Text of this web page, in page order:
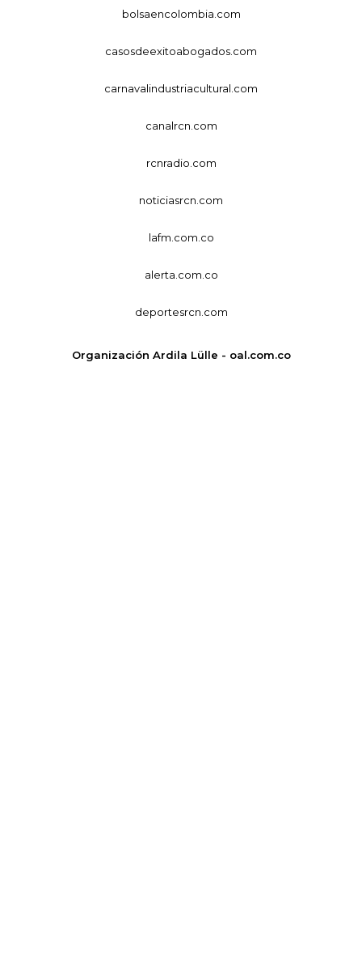
bolsaencolombia.com
casosdeexitoabogados.com
carnavalindustriacultural.com
canalrcn.com
rcnradio.com
noticiasrcn.com
lafm.com.co
alerta.com.co
deportesrcn.com
Organización Ardila Lülle - oal.com.co